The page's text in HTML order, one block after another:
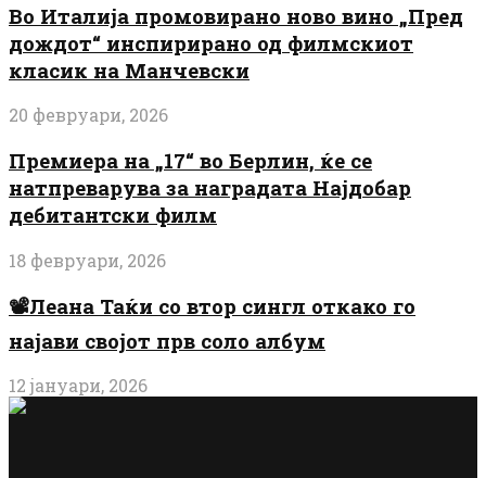
Во Италија промовирано ново вино „Пред
дождот“ инспирирано од филмскиот
класик на Манчевски
20 февруари, 2026
Премиера на „17“ во Берлин, ќе се
натпреварува за наградата Најдобар
дебитантски филм
18 февруари, 2026
📽️Леана Таќи со втор сингл откако го
најави својот прв соло албум
12 јануари, 2026